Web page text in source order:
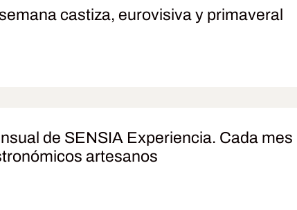
castiza, eurovisiva y primaveral
de SENSIA Experiencia. Cada mes
artesanos